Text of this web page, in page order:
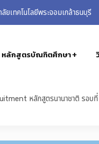
เทคโนโลยีพระจอมเกล้าธนบุรี
หลักสูตรบัณฑิตศึกษา
หลักสูตรนานาชาติ รอบ